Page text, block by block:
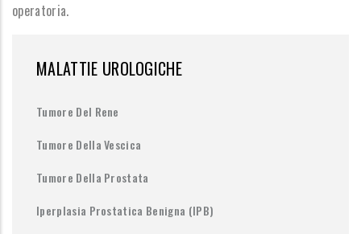
operatoria.
MALATTIE UROLOGICHE
Tumore Del Rene
Tumore Della Vescica
Tumore Della Prostata
Iperplasia Prostatica Benigna (IPB)